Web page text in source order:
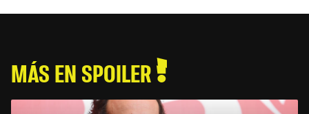
MÁS EN SPOILER